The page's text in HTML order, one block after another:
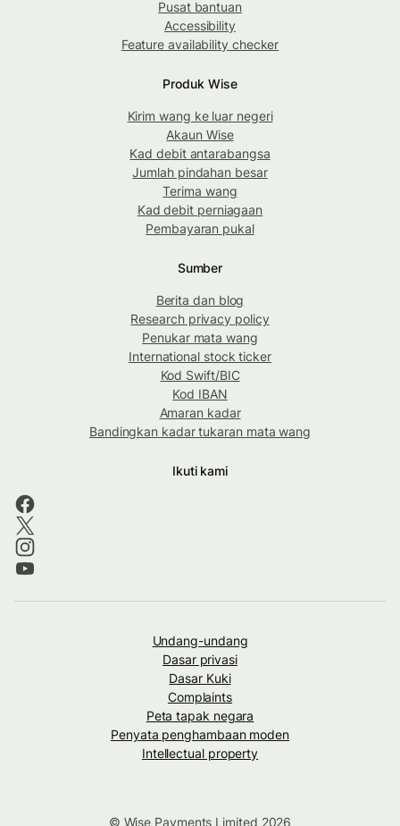
Pusat bantuan
Accessibility
Feature availability checker
Produk Wise
Kirim wang ke luar negeri
Akaun Wise
Kad debit antarabangsa
Jumlah pindahan besar
Terima wang
Kad debit perniagaan
Pembayaran pukal
Sumber
Berita dan blog
Research privacy policy
Penukar mata wang
International stock ticker
Kod Swift/BIC
Kod IBAN
Amaran kadar
Bandingkan kadar tukaran mata wang
Ikuti kami
Undang-undang
Dasar privasi
Dasar Kuki
Complaints
Peta tapak negara
Penyata penghambaan moden
Intellectual property
© Wise Payments Limited 2026